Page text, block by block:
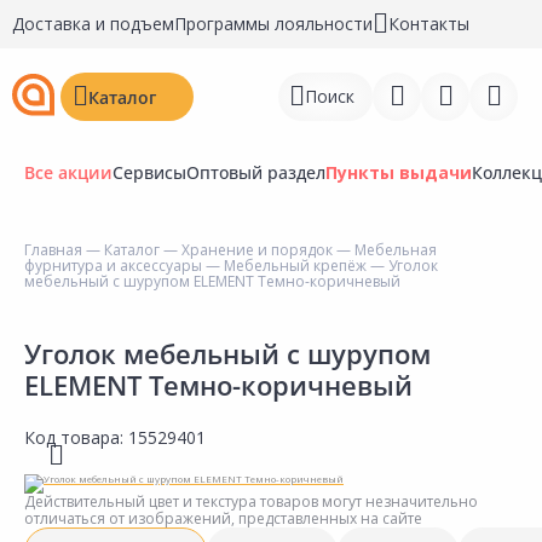
Доставка и подъемПрограммы лояльности Контакты
Каталог Поиск
Войти
Перейти к сравнению
Избранное
Недавно просмотренные
товары
Все акцииСервисыОптовый разделПункты выдачи
Главная — Каталог—Хранение и порядок— Мебельная
фурнитура и аксессуары — Мебельный крепёж— Уголок
мебельный с шурупом ELEMENT Темно-коричневый
Уголок мебельный с шурупом
ELEMENT Темно-коричневый
Код товара: 15529401
Действительный цвет и текстура товаров могут незначительно
отличаться от изображений, представленных на сайте